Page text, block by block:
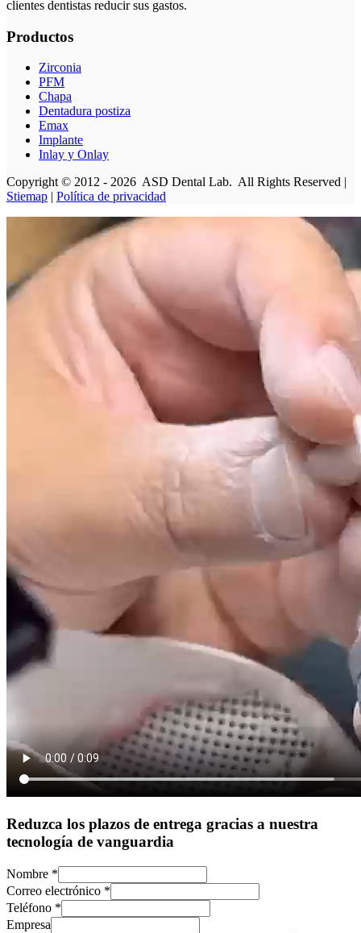
clientes dentistas reducir sus gastos.
Productos
Zirconia
PFM
Chapa
Dentadura postiza
Emax
Implante
Inlay y Onlay
Copyright © 2012 - 2026 ASD Dental Lab. All Rights Reserved |
Stiemap | Política de privacidad
Reduzca los plazos de entrega gracias a nuestra
tecnología de vanguardia
Nombre *
Correo electrónico *
Teléfono *
Empresa